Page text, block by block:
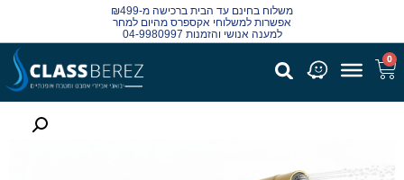
משלוח בחינם עד הבית ברכישה מ-₪499
אפשרות למשלוחי אקספרס מהיום למחר
למענה אנושי והזמנות 04-9980997
0